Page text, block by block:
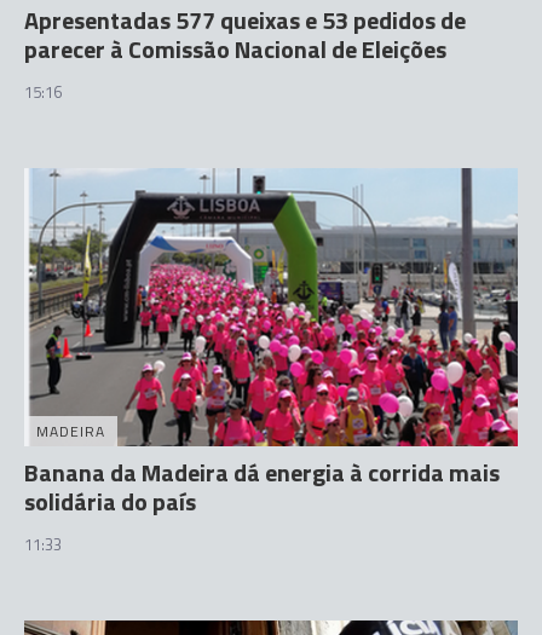
Apresentadas 577 queixas e 53 pedidos de
parecer à Comissão Nacional de Eleições
15:16
MADEIRA
Banana da Madeira dá energia à corrida mais
solidária do país
11:33